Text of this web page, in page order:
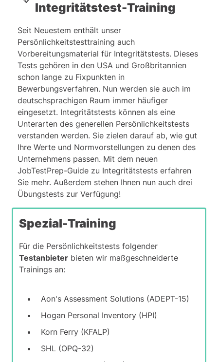
zwischenmenschlichen Umgang mit
Kolleg*innen oder Kund*innen
problematisch sein kann. Allerdings
können auch zu hohe Werte die
Produktivität und das Erfüllen von
Aufgaben erschweren. Es ist daher
ratsam, durchschnittliche Werte in dieser
Eigenschaft zu erzielen.
Integritätstest-Training
Seit Neuestem enthält unser
Persönlichkeitstesttraining auch
Vorbereitungsmaterial für Integritätstests. Dieses
Tests gehören in den USA und Großbritannien
schon lange zu Fixpunkten in
Bewerbungsverfahren. Nun werden sie auch im
deutschsprachigen Raum immer häufiger
eingesetzt. Integritätstests können als eine
Unterarten des generellen Persönlichkeitstests
verstanden werden. Sie zielen darauf ab, wie gut
Ihre Werte und Normvorstellungen zu denen des
Unternehmens passen. Mit dem neuen
JobTestPrep-Guide zu Integritätstests erfahren
Sie mehr. Außerdem stehen Ihnen nun auch drei
Übungstests zur Verfügung!
Spezial-Training
Für die Persönlichkeitstests folgender
Testanbieter bieten wir maßgeschneiderte
Trainings an:
Aon's Assessment Solutions (ADEPT-15)
Hogan Personal Inventory (HPI)
Korn Ferry (KFALP)
SHL (OPQ-32)